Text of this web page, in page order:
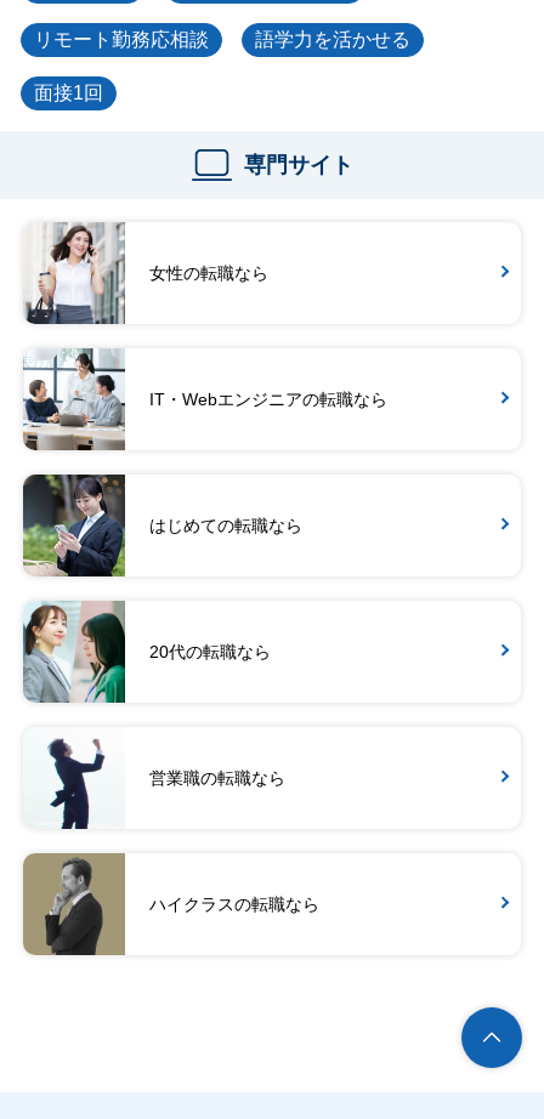
リモート勤務応相談 語学力を活かせる
面接1回
専門サイト
女性の転職なら
IT・Webエンジニアの転職なら
はじめての転職なら
20代の転職なら
営業職の転職なら
ハイクラスの転職なら